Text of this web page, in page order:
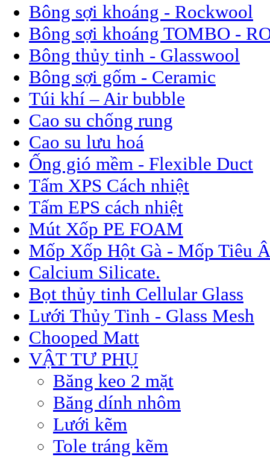
Bông sợi khoáng - Rockwool
Bông sợi khoáng TOMBO -
Bông thủy tinh - Glasswool
Bông sợi gốm - Ceramic
Túi khí – Air bubble
Cao su chống rung
Cao su lưu hoá
Ống gió mềm - Flexible Duct
Tấm XPS Cách nhiệt
Tấm EPS cách nhiệt
Mút Xốp PE FOAM
Mốp Xốp Hột Gà - Mốp Tiêu
Calcium Silicate.
Bọt thủy tinh Cellular Glass
Lưới Thủy Tinh - Glass Mesh
Chooped Matt
VẬT TƯ PHỤ
Băng keo 2 mặt
Băng dính nhôm
Lưới kẽm
Tole tráng kẽm